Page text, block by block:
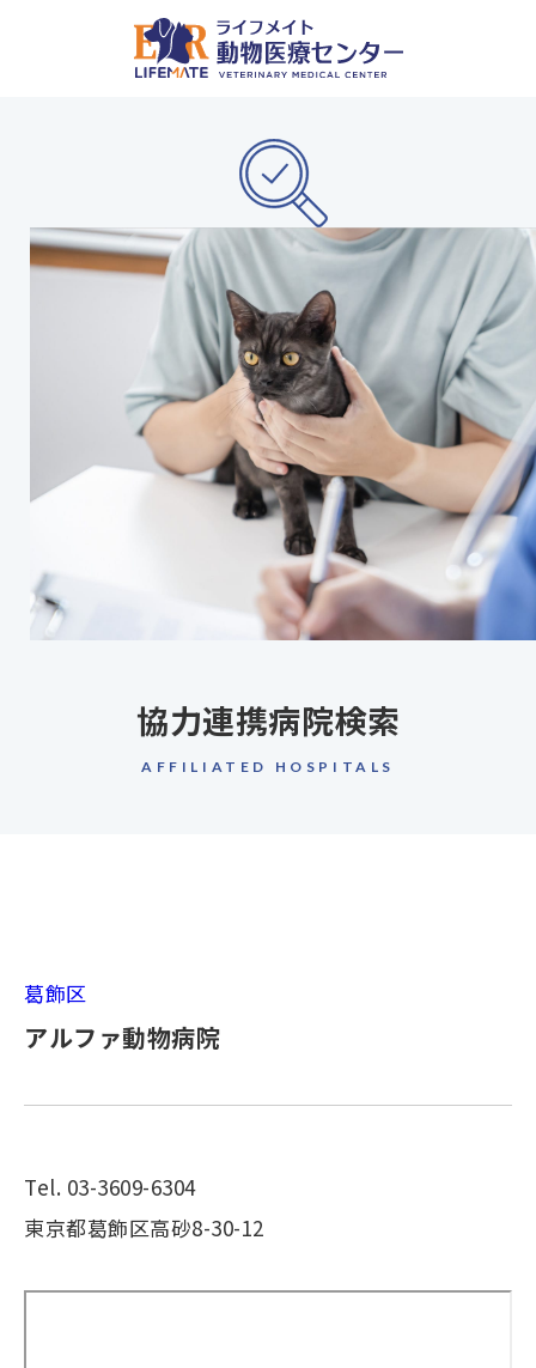
協力連携病院検索
AFFILIATED HOSPITALS
葛飾区
アルファ動物病院
Tel. 03-3609-6304
東京都葛飾区高砂8-30-12